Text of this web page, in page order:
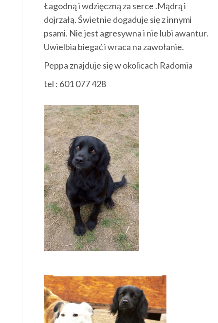
Łagodną i wdzięczną za serce .Mądrą i
dojrzałą. Świetnie dogaduje się z innymi
psami. Nie jest agresywna i nie lubi awantur.
Uwielbia biegać i wraca na zawołanie.
Peppa znajduje się w okolicach Radomia
tel : 601 077 428